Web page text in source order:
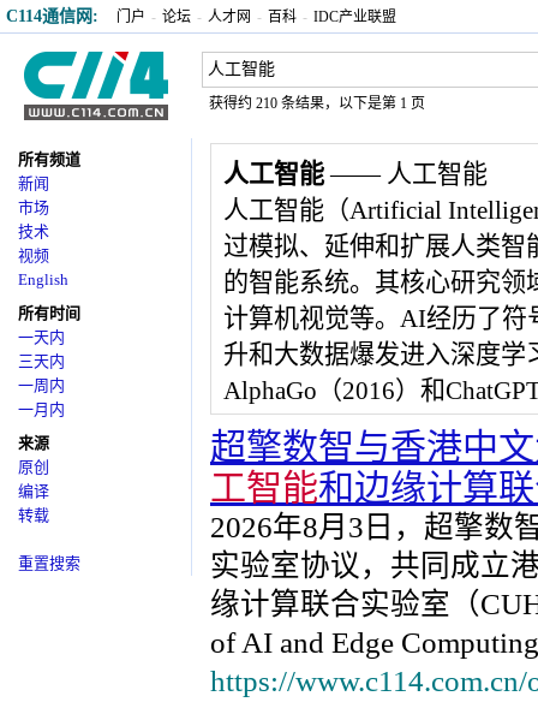
C114通信网: 门户 - 论坛 - 人才网 - 百科 - IDC产业联盟
获得约 210 条结果，以下是第 1 页
所有频道
新闻
市场
技术
视频
English
所有时间
一天内
三天内
一周内
一月内
来源
原创
编译
转载
重置搜索
人工智能—— 人工智能
人工智能（Artificial
过模拟、延伸和扩展人类
的智能系统。其核心研究
计算机视觉等。AI经历了符
升和大数据爆发进入深度
AlphaGo（2016）和
超擎数智与香港中
工智能和边缘计算
2026年8月3日，超擎数
实验室协议，共同成立
缘计算联合实验室（
of AI and Edge
https://